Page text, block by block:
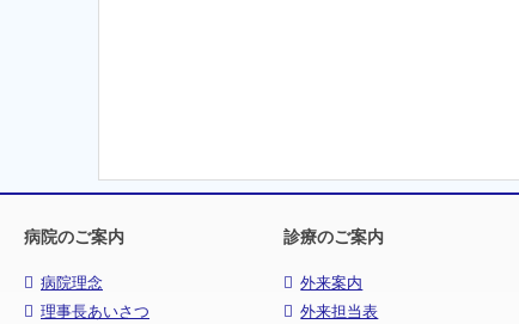
病院のご案内
病院理念
理事長あいさつ
診療のご案内
外来案内
外来担当表